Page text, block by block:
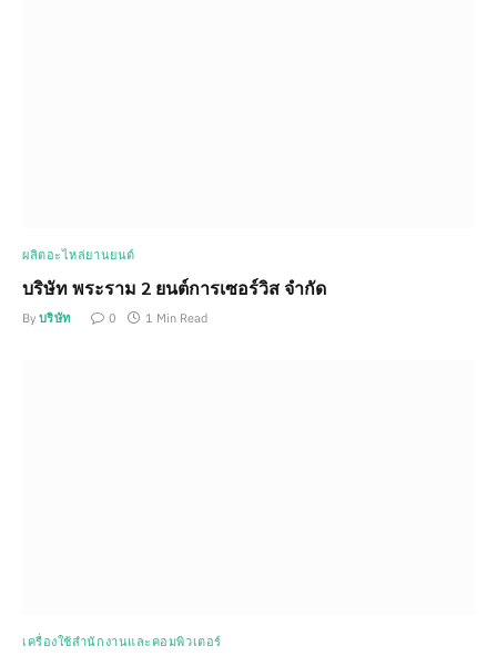
ผลิตอะไหล่ยานยนต์
บริษัท พระราม 2 ยนต์การเซอร์วิส จำกัด
By บริษัท 0 1 Min Read
เครื่องใช้สำนักงานและคอมพิวเตอร์